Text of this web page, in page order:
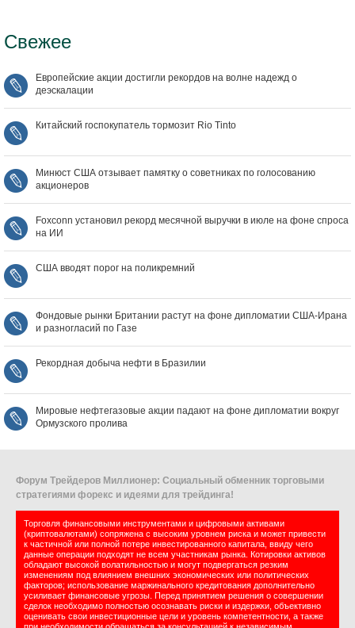
Свежее
Европейские акции достигли рекордов на волне надежд о
деэскалации
Китайский госпокупатель тормозит Rio Tinto
Минюст США отзывает памятку о советниках по голосованию
акционеров
Foxconn установил рекорд месячной выручки в июле на фоне спроса
на ИИ
США вводят порог на поликремний
Фондовые рынки Британии растут на фоне дипломатии США‑Ирана
и разногласий по Газе
Рекордная добыча нефти в Бразилии
Мировые нефтегазовые акции падают на фоне дипломатии вокруг
Ормузского пролива
Форум Трейдеров Миллионер: Социальный обменник торговыми
стратегиями форекс и идеями для трейдинга!
Торговля финансовыми инструментами и цифровыми активами
(криптовалютами) сопряжена с высоким уровнем риска и может привести
к частичной или полной потере инвестированного капитала, ввиду чего
данные операции подходят не всем участникам рынка. Котировки активов
обладают высокой волатильностью и могут подвергаться резким
изменениям под влиянием внешних экономических или политических
факторов; использование маржинального кредитования дополнительно
усиливает финансовые угрозы. Перед принятием решения о совершении
сделок необходимо полностью осознавать риски и издержки, объективно
оценивать свои инвестиционные цели и уровень компетентности, а также